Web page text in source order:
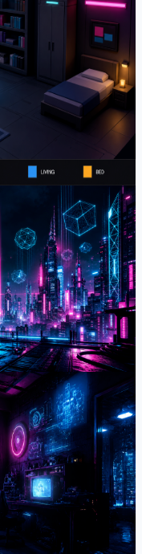
让 AI 直接生
具
克前端 踩坑记录性能优
败，到改用 Blender
调整。
能优化实录
ReactNext.js
场景改造为博客展示
渲染的完整记录
页造了一个赛
博朋克3D前端 博客
博客首页做了一个赛博